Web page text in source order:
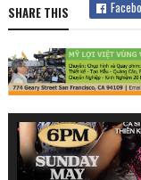
SHARE THIS